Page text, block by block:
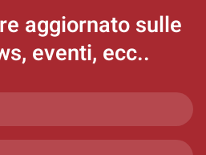
aggiornato sulle
eventi, ecc..